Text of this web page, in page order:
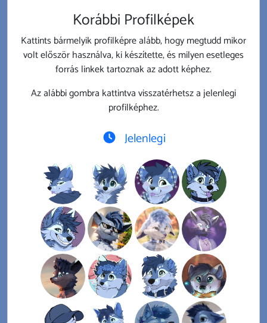
Korábbi Profilképek
Kattints bármelyik profilképre alább, hogy megtudd mikor
volt először használva, ki készítette, és milyen esetleges
forrás linkek tartoznak az adott képhez.
Az alábbi gombra kattintva visszatérhetsz a jelenlegi
profilképhez.
Jelenlegi